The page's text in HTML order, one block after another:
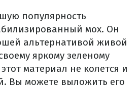
популярность
мох. Он
альтернативой живой
яркому зеленому
материал не колется и
Вы можете выложить его